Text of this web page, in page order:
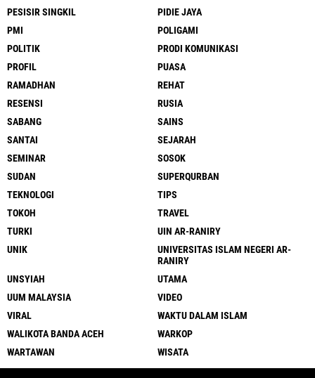
PESISIR SINGKIL
PIDIE JAYA
PMI
POLIGAMI
POLITIK
PRODI KOMUNIKASI
PROFIL
PUASA
RAMADHAN
REHAT
RESENSI
RUSIA
SABANG
SAINS
SANTAI
SEJARAH
SEMINAR
SOSOK
SUDAN
SUPERQURBAN
TEKNOLOGI
TIPS
TOKOH
TRAVEL
TURKI
UIN AR-RANIRY
UNIK
UNIVERSITAS ISLAM NEGERI AR-
RANIRY
UNSYIAH
UTAMA
UUM MALAYSIA
VIDEO
VIRAL
WAKTU DALAM ISLAM
WALIKOTA BANDA ACEH
WARKOP
WARTAWAN
WISATA